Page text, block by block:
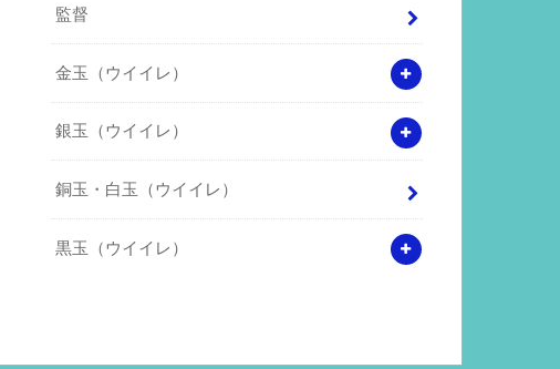
監督
金玉（ウイイレ）
銀玉（ウイイレ）
銅玉・白玉（ウイイレ）
黒玉（ウイイレ）